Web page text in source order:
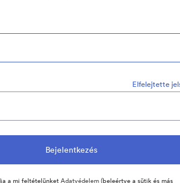
Elfelejtette
a mi feltételünketAdatvédelem(beleértve a sütik és más